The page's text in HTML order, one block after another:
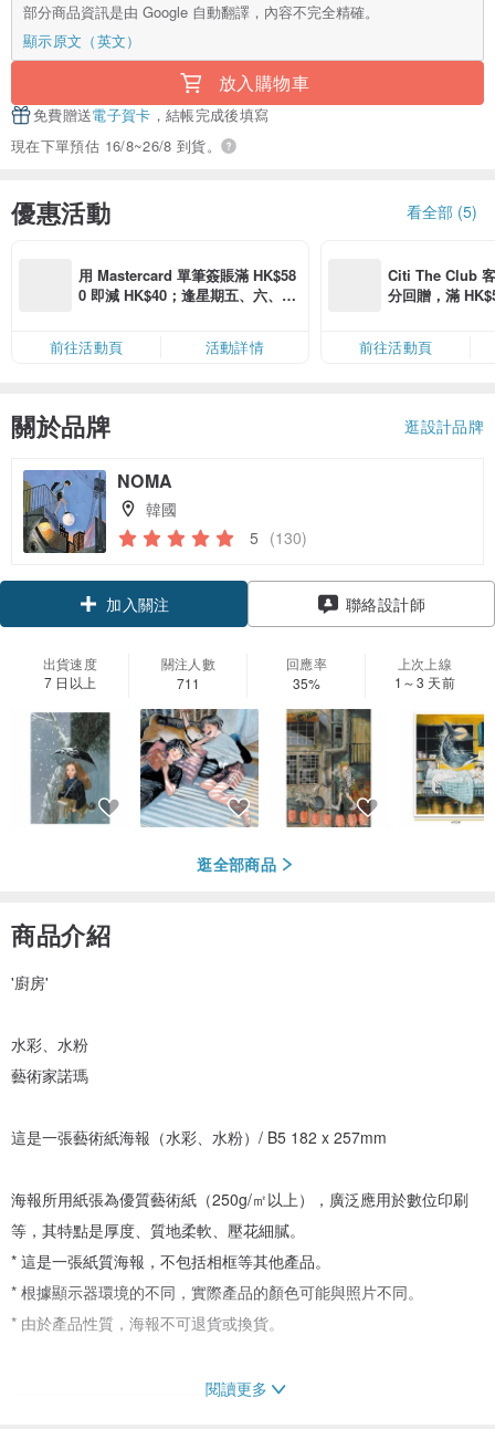
部分商品資訊是由 Google 自動翻譯，內容不完全精確。
顯示原文（英文）
放入購物車
免費贈送電子賀卡 ，結帳完成後填寫
現在下單預估 16/8~26/8 到貨。
優惠活動 看全部 (5)
用 Mastercard 單筆簽賬滿 HK$58
0 即減 HK$40；逢星期五、六、日
卡」結帳）
前往活動頁 活動詳情
Citi The Club
分回贈，滿
前往活動頁
關於品牌 逛設計品牌
NOMA
韓國
5 (130)
加入關注 聯絡設計師
出貨速度
7 日以上
關注人數
711
回應率
35%
上次上線
1～3 天前
逛全部商品
商品介紹
'廚房'
水彩、水粉
藝術家諾瑪
這是一張藝術紙海報（水彩、水粉）/ B5 182 x 257mm
海報所用紙張為優質藝術紙（250g/㎡以上），廣泛應用於數位印刷
等，其特點是厚度、質地柔軟、壓花細膩。
* 這是一張紙質海報，不包括相框等其他產品。
* 根據顯示器環境的不同，實際產品的顏色可能與照片不同。
* 由於產品性質，海報不可退貨或換貨。
_____________________________
閱讀更多